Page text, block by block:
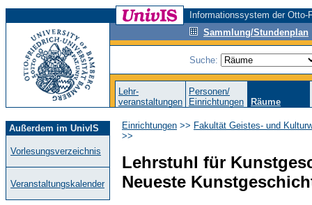
Informationssystem der
Sammlung/Stundenplan
Suche:
Lehr-
veranstaltungen
Personen/
Einrichtungen
Räume
Außerdem im UnivIS
Vorlesungsverzeichnis
Veranstaltungskalender
Einrichtungen >> Fakultät Geistes- und
>>
Lehrstuhl für
Neueste